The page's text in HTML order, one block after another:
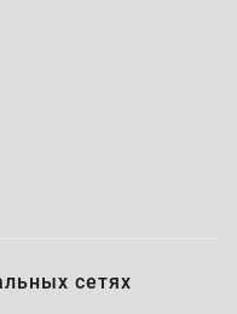
сетях